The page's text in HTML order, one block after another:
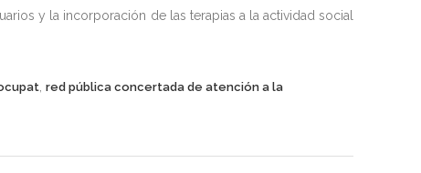
y la incorporación de las terapias a la actividad social
red pública concertada de atención a la